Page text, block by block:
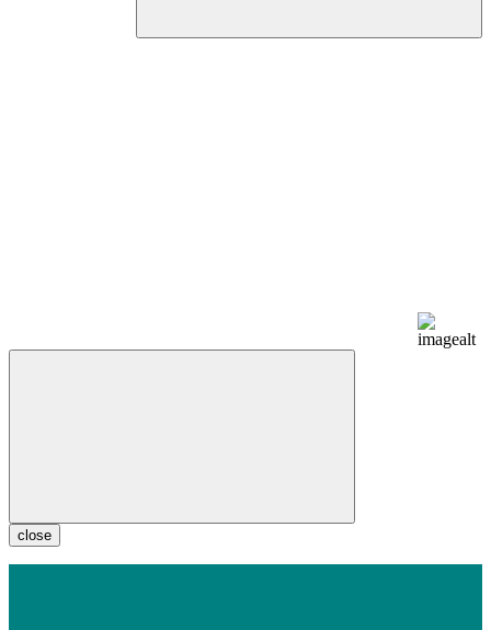
close